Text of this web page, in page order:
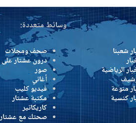
شعبنا
الرياضية
منوعة
كنسية
وسائط متعددة:
صحف ومجلات
درون عشتار على
صور
أغاني
فيديو كليب
مكتبة عشتار
كاريكاتير
صحتك مع عشتار